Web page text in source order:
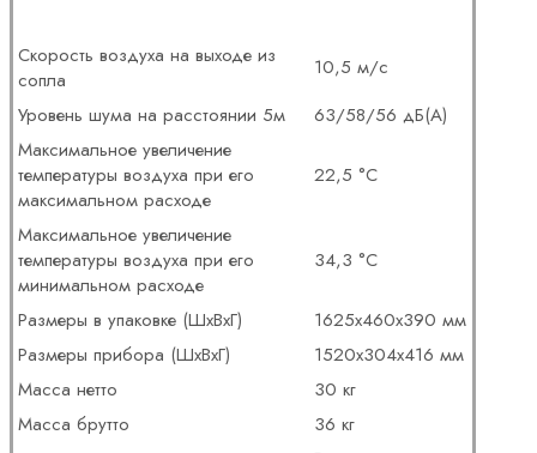
Скорость воздуха на выходе из
сопла
10,5 м/с
Уровень шума на расстоянии 5м
63/58/56 дБ(А)
Максимальное увеличение
температуры воздуха при его
максимальном расходе
22,5 °С
Максимальное увеличение
температуры воздуха при его
минимальном расходе
34,3 °С
Размеры в упаковке (ШхВхГ)
1625х460х390 мм
Размеры прибора (ШхВхГ)
1520х304х416 мм
Масса нетто
30 кг
Масса брутто
36 кг